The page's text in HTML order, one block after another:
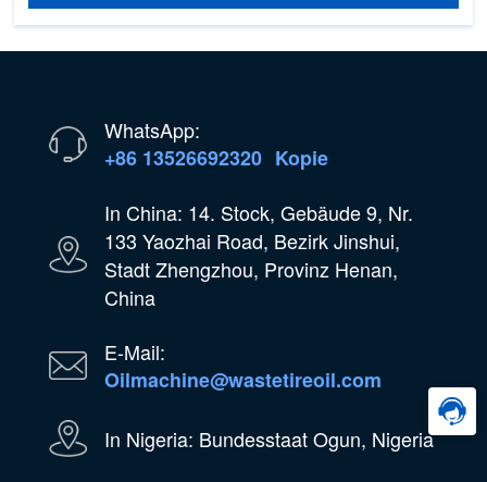
WhatsApp:
+86 13526692320 Kopie
In China: 14. Stock, Gebäude 9, Nr.
133 Yaozhai Road, Bezirk Jinshui,
Stadt Zhengzhou, Provinz Henan,
China
E-Mail:
Oilmachine@wastetireoil.com
In Nigeria: Bundesstaat Ogun, Nigeria